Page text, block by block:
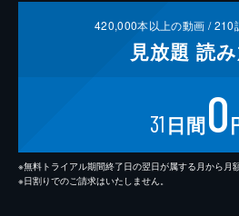
420,000本以上の動画 /210
見放題 読
31 日間0
※無料トライアル期間終了日の翌日が属する月から月
※日割りでのご請求はいたしません。